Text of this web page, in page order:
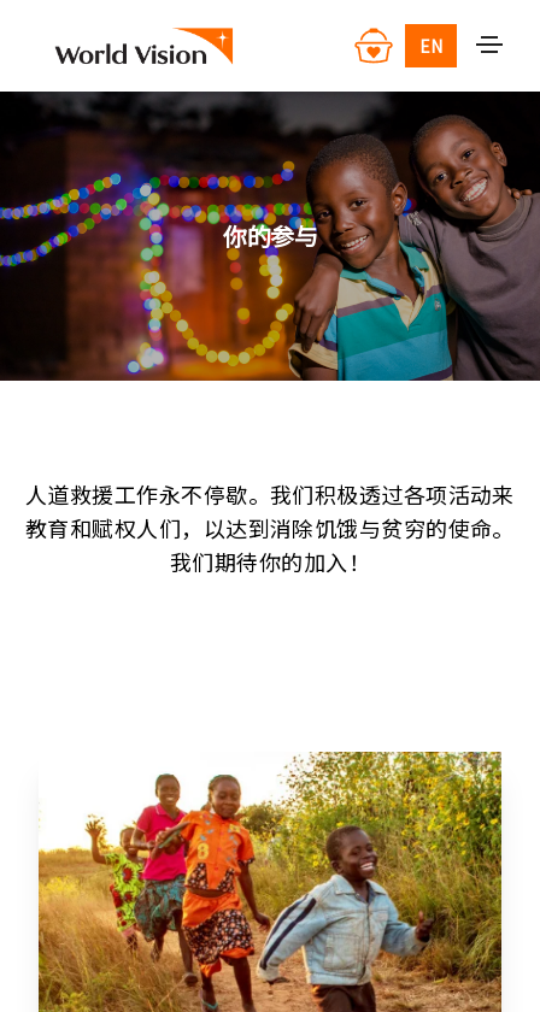
EN
你的参与
人道救援工作永不停歇。我们积极透过各项活动来
教育和赋权人们，以达到消除饥饿与贫穷的使命。
我们期待你的加入！